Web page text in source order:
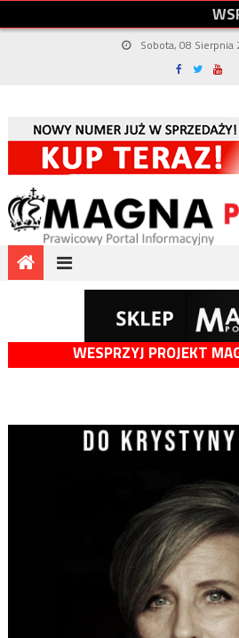
WS
Sobota, 08 Sierpnia
WESPRZYJ PROJEKT